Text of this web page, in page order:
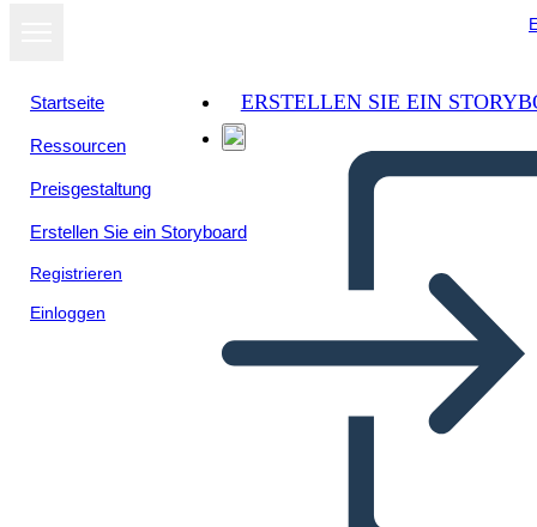
Startseite
Ressourcen
Preisgestaltung
Erstellen Sie ein Storyboard
Registrieren
Einloggen
ERSTELLEN SIE EIN